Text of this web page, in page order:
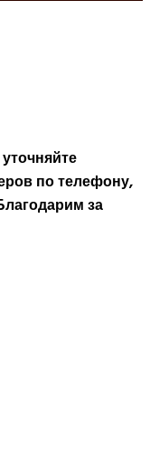
по телефону,
за